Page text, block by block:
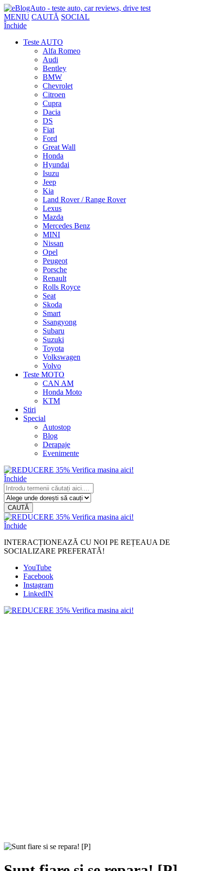
MENIU CAUTĂ SOCIAL
Închide
Teste AUTO
Alfa Romeo
Audi
Bentley
BMW
Chevrolet
Citroen
Cupra
Dacia
DS
Fiat
Ford
Great Wall
Honda
Hyundai
Isuzu
Jeep
Kia
Land Rover / Range Rover
Lexus
Mazda
Mercedes Benz
MINI
Nissan
Opel
Peugeot
Porsche
Renault
Rolls Royce
Seat
Skoda
Smart
Ssangyong
Subaru
Suzuki
Toyota
Volkswagen
Volvo
Teste MOTO
CAN AM
Honda Moto
KTM
Stiri
Special
Autostop
Blog
Derapaje
Evenimente
Închide
CAUTĂ
Închide
INTERACȚIONEAZĂ CU NOI PE REȚEAUA DE
SOCIALIZARE PREFERATĂ!
YouTube
Facebook
Instagram
LinkedIN